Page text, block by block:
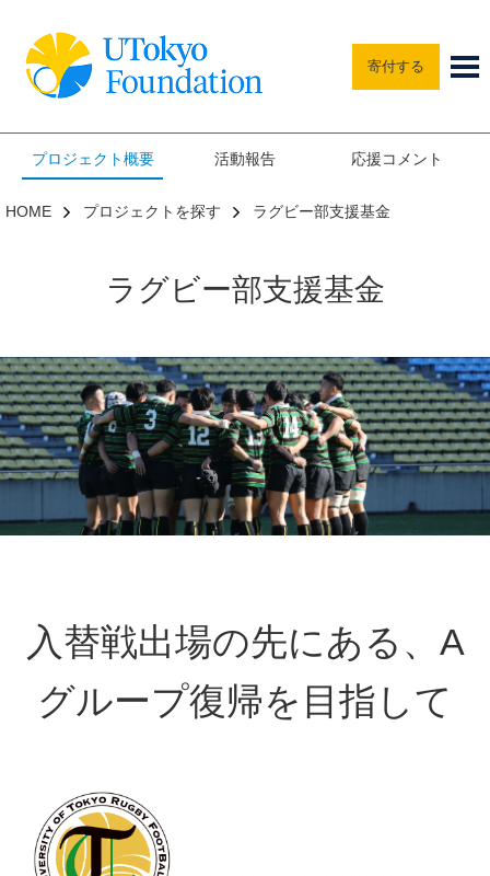
寄付する
HOME プロジェクトを探す ラグビー部支援基金
ラグビー部支援基金
入替戦出場の先にある、A
グループ復帰を目指して
プロジェクト概要 活動報告 応援コメント